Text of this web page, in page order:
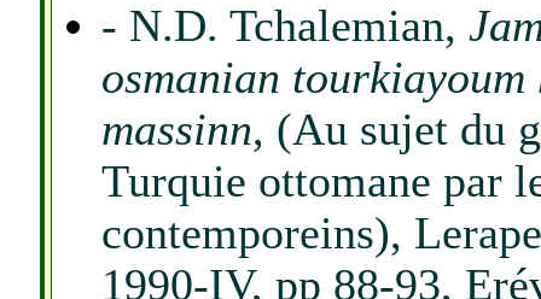
- N.D. Tchalemian,
osmanian tourkiayoum
massinn, (Au sujet du
Turquie ottomane par
contemporeins),
1990-IV, pp 88-93,